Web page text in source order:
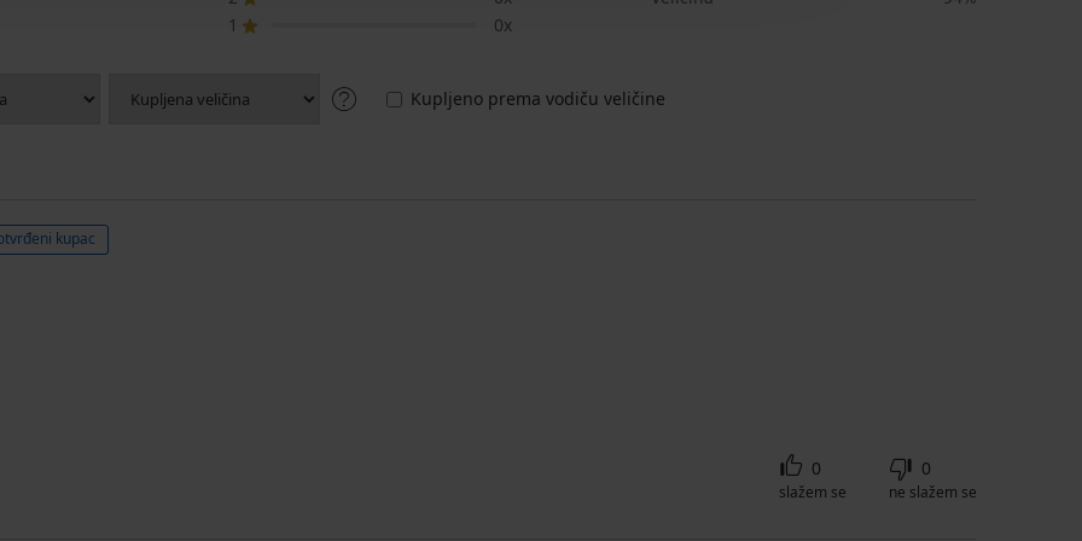
1
0x
Kupljeno prema vodiču veličine
kupac
0
slažem se
0
ne slažem se